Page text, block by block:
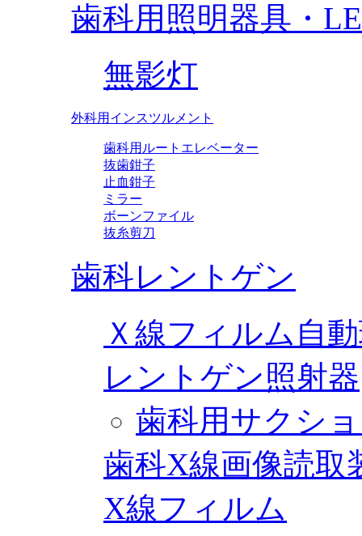
歯科用照明器具・
無影灯
外科用インスツルメント
歯科用ルートエレベーター
抜歯鉗子
止血鉗子
ミラー
ボーンファイル
抜糸剪刀
歯科レントゲン
Ｘ線フィルム自
レントゲン照射器
歯科用サクシ
歯科X線画像読取
X線フィルム